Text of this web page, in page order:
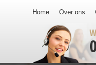
Home Over ons